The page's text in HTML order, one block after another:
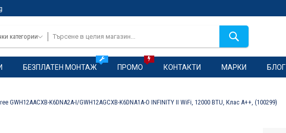
категории
БЕЗПЛАТЕН МОНТАЖ ПРОМО КОНТАКТИ МАРКИ БЛОГ
GWH12AACXB-K6DNA2A-I/GWH12AGCXB-K6DNA1A-O INFINITY II WiFi, 12000 BTU, Клас A++, (100299)